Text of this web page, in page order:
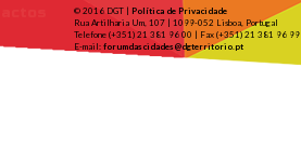
© 2016 DGT | Política de Privacidade
Rua Artilharia Um, 107 | 1099-052 Lisboa, Portugal
Telefone (+351) 21 381 96 00 | Fax (+351) 21 381 96 99
E-mail: forumdascidades@dgterritorio.pt